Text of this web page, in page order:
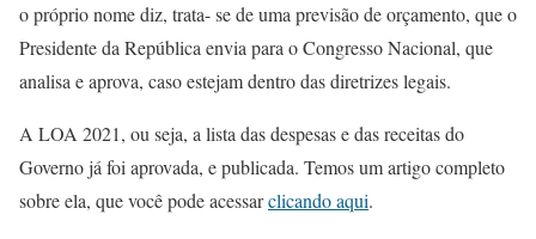
o próprio nome diz, trata- se de uma previsão de orçamento, que o
Presidente da República envia para o Congresso Nacional, que
analisa e aprova, caso estejam dentro das diretrizes legais.
A LOA 2021, ou seja, a lista das despesas e das receitas do
Governo já foi aprovada, e publicada. Temos um artigo completo
sobre ela, que você pode acessarclicando aqui.